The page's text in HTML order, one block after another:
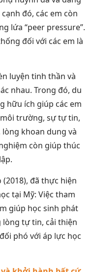
đó, các em còn
lứa “peer pressure”.
đối với các em là
luyện tinh thần và
nhau. Trong đó, du
hữu ích giúp các em
trường, sự tự tin,
khoan dung và
còn giúp thúc
đã thực hiện
tại Mỹ: Việc tham
giúp học sinh phát
tự tin, cải thiện
phó với áp lực học